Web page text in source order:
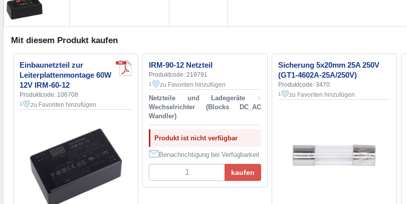
Mit diesem Produkt kaufen
Einbaunetzteil zur
Leiterplattenmontage 60W
12V IRM-60-12
Produktcode: 106708
1 zu Favoriten hinzufügen
IRM-90-12 Netzteil
Produktcode: 219791
1 zu Favoriten hinzufügen
Netzteile und Ladegeräte
>
Wechselrichter (Blocks DC_AC
Wandler)
Produkt ist nicht verfügbar
Benachrichtigung bei Verfügbarkeit
kaufen
Sicherung 5x20mm 25A 250V
(GT1-4602A-25A/250V)
Produktcode: 3470
1 zu Favoriten hinzufügen